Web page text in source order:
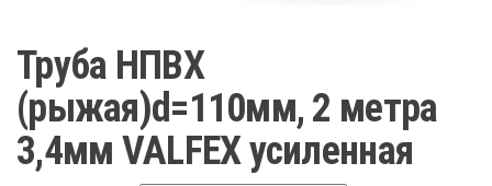
Труба НПВХ
(рыжая)d=110мм, 2 метра
3,4мм VALFEX усиленная